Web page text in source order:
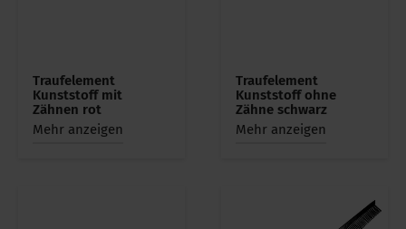
Traufelement
Kunststoff mit
Zähnen rot
Mehr anzeigen
Traufelement
Kunststoff ohne
Zähne schwarz
Mehr anzeigen